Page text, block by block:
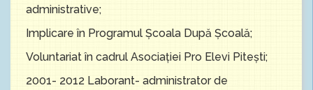
administrative;
Implicare în Programul Şcoala După Şcoală;
Voluntariat în cadrul Asociaţiei Pro Elevi Piteşti;
2001- 2012 Laborant- administrator de